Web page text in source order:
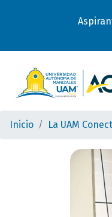
Inicio La UAM